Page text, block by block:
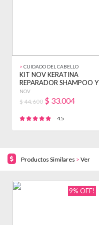
> CUIDADO DEL CABELLO
KIT NOV KERATINA
REPARADOR SHAMPOO Y
ENJUAGUE 3900ML +
BAÑO
NOV
$ 44.600 $ 33.004
4.5
Productos Similares > Ver
9% OFF!